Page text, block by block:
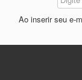
Ao inserir seu e-